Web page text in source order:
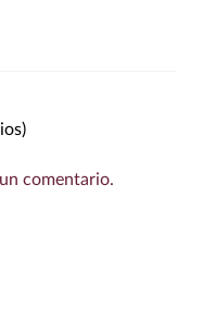
comentario.